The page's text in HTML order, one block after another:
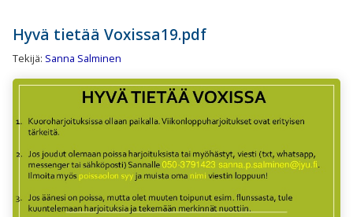
Hyvä tietää Voxissa19.pdf
Tekijä: Sanna Salminen